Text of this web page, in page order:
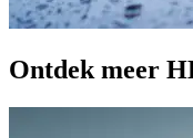
Ontdek meer